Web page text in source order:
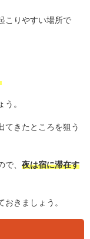
こりやすい場所で
う。
てきたところを狙う
で、 夜は宿に滞在す
おきましょう。